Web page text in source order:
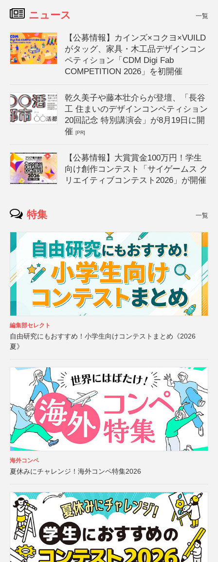
ニュース 一覧
【公募情報】カインズ×コクヨ×VUILD
がタッグ、家具・木工品デザインコン
ペティション「CDM Digi Fab
COMPETITION 2026」を初開催
乾久美子や藤本壮介らが登壇、「長谷
工 住まいのデザインコンペティション
20回記念 特別講演会」が8月19日に開
催[PR]
【公募情報】大賞賞金100万円！学生
向け創作コンテスト「サイゲームス ク
リエイティブコンテスト2026」が開催
特集 一覧
編集部セレクト
自由研究にもおすすめ！小学生向けコンテストまとめ《2026
夏》
海外コンペ
夏休みにチャレンジ！海外コンペ特集2026